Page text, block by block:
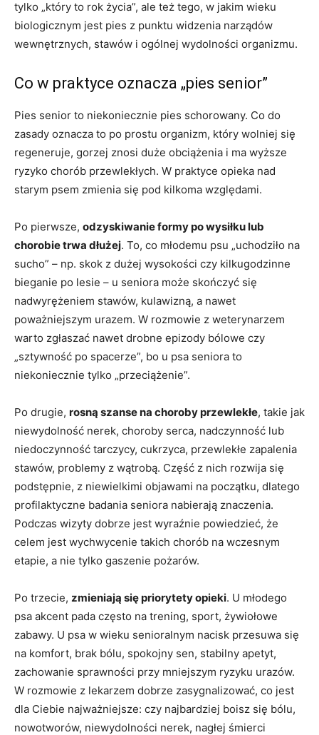
tylko „który to rok życia”, ale też tego, w jakim wieku
biologicznym jest pies z punktu widzenia narządów
wewnętrznych, stawów i ogólnej wydolności organizmu.
Co w praktyce oznacza „pies senior”
Pies senior to niekoniecznie pies schorowany. Co do
zasady oznacza to po prostu organizm, który wolniej się
regeneruje, gorzej znosi duże obciążenia i ma wyższe
ryzyko chorób przewlekłych. W praktyce opieka nad
starym psem zmienia się pod kilkoma względami.
Po pierwsze, odzyskiwanie formy po wysiłku lub
chorobie trwa dłużej. To, co młodemu psu „uchodziło na
sucho” – np. skok z dużej wysokości czy kilkugodzinne
bieganie po lesie – u seniora może skończyć się
nadwyrężeniem stawów, kulawizną, a nawet
poważniejszym urazem. W rozmowie z weterynarzem
warto zgłaszać nawet drobne epizody bólowe czy
„sztywność po spacerze”, bo u psa seniora to
niekoniecznie tylko „przeciążenie”.
Po drugie, rosną szanse na choroby przewlekłe, takie jak
niewydolność nerek, choroby serca, nadczynność lub
niedoczynność tarczycy, cukrzyca, przewlekłe zapalenia
stawów, problemy z wątrobą. Część z nich rozwija się
podstępnie, z niewielkimi objawami na początku, dlatego
profilaktyczne badania seniora nabierają znaczenia.
Podczas wizyty dobrze jest wyraźnie powiedzieć, że
celem jest wychwycenie takich chorób na wczesnym
etapie, a nie tylko gaszenie pożarów.
Po trzecie, zmieniają się priorytety opieki. U młodego
psa akcent pada często na trening, sport, żywiołowe
zabawy. U psa w wieku senioralnym nacisk przesuwa się
na komfort, brak bólu, spokojny sen, stabilny apetyt,
zachowanie sprawności przy mniejszym ryzyku urazów.
W rozmowie z lekarzem dobrze zasygnalizować, co jest
dla Ciebie najważniejsze: czy najbardziej boisz się bólu,
nowotworów, niewydolności nerek, nagłej śmierci